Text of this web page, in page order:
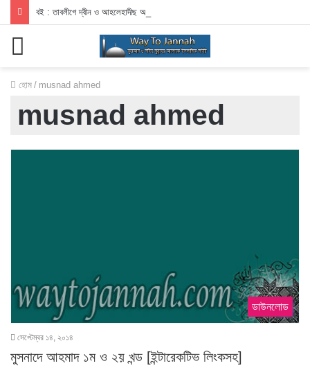
বই : তাবলীগে দ্বীন ও আহলেহাদীছ আন্দোলন
হোম / musnad ahmed
musnad ahmed
ডাউনলোড
সেপ্টেম্বর ১৪, ২০১৪
মুসনাদে আহমাদ ১ম ও ২য় খন্ড [ইন্টারেকটিভ লিংকসহ]